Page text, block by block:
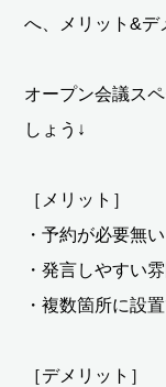
へ、メリット&デ
オープン会議ス
しょう↓
［メリット］
・予約が必要無い
・発言しやすい
・複数箇所に設
［デメリット］